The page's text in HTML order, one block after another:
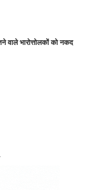
वाले भारोत्तोलकों को नकद